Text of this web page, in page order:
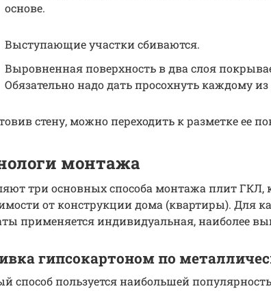
основе.
Выступающие участки сбиваются.
Выровненная поверхность в два слоя
Обязательно надо дать просохнуть каждому
стену, можно переходить к разметке ее
монтажа
три основных способа монтажа плит ГКЛ,
от конструкции дома (квартиры). Для
применяется индивидуальная, наиболее
гипсокартоном по
способ пользуется наибольшей